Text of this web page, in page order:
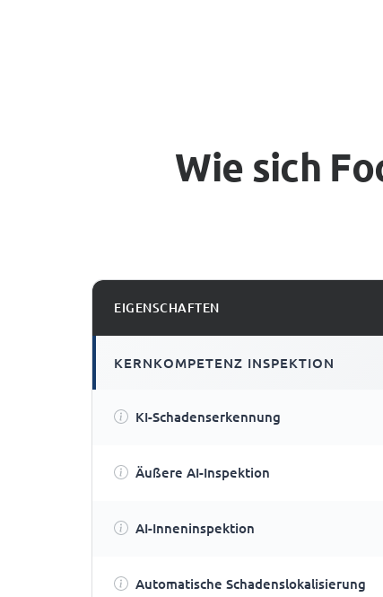
Wie sich
EIGENSCHAFTEN
KERNKOMPETENZ INSPEKTION
KI-Schadenserkennung
Äußere AI-Inspektion
AI-Inneninspektion
Automatische Schadenslokalisierung